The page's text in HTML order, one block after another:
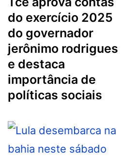
do exercício 2025
do governador
jerônimo rodrigues
e destaca
importância de
políticas sociais